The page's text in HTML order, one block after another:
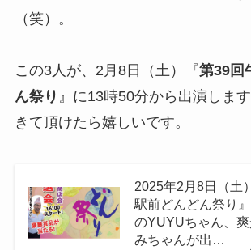
（笑）。
この3人が、2月8日（土）『第39回
ん祭り 』に13時50分から出演しま
きて頂けたら嬉しいです。
2025年2月8日（土
駅前どんどん祭り
のYUYUちゃん、
みちゃんが出…